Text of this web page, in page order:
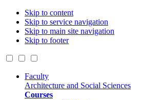
Skip to content
Skip to service navigation
Skip to main site navigation
Skip to footer
Faculty
Architecture and Social Sciences
Courses